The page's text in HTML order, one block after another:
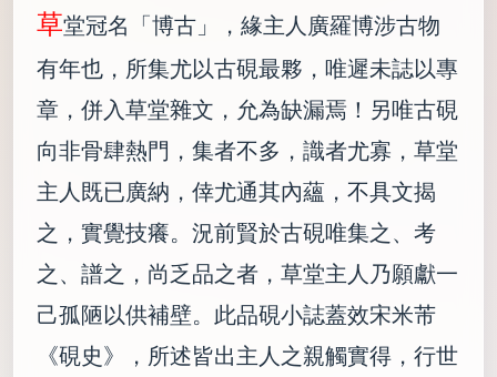
草堂冠名「博古」，緣主人廣羅博涉古物
有年也，所集尤以古硯最夥，唯遲未誌以專
章，併入草堂雜文，允為缺漏焉！另唯古硯
向非骨肆熱門，集者不多，識者尤寡，草堂
主人既已廣納，倖尤通其內蘊，不具文揭
之，實覺技癢。況前賢於古硯唯集之、考
之、譜之，尚乏品之者，草堂主人乃願獻一
己孤陋以供補壁。此品硯小誌蓋效宋米芾
《硯史》，所述皆出主人之親觸實得，行世